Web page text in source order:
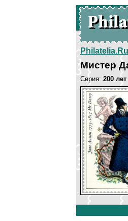
Philatelia.Ru
Мистер
Серия: 200